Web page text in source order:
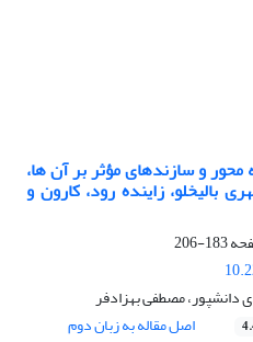
و سازندهای مؤثر بر آن ها،
بالیخلو، زاینده رود، کارون و
183-206
دانشپور، مصطفی بهزادفر
اصل مقاله به زبان دوم